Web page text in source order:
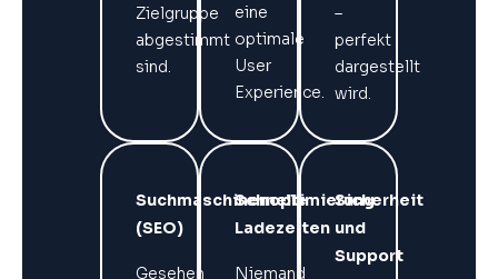
Zielgruppe
abgestimmt
sind.
eine
optimale
User
Experience.
–
perfekt
dargestellt
wird.
Suchmaschinenoptimierung
(SEO)
Gesehen
Schnelle
Ladezeiten
Niemand
Sicherheit
und
Support